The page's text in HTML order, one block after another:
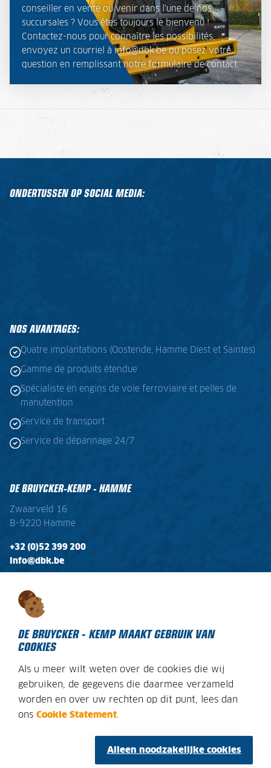
DE BRUYCKER - KEMP MAAKT GEBRUIK VAN
COOKIES
Als u meer wilt weten over de cookies die wij
gebruiken, de gegevens die daarmee verzameld
worden en over uw rechten op dit punt, lees dan
ons Cookie Statement
Alleen noodzakelijke cookies
conseiller en vente ou venir dans l'une de nos
succursales ? Vous êtes toujours le bienvenu !
Contactez-nous pour connaître les possibilités,
envoyez un courriel à info@dbk.be ou posez votre
question en remplissant notre formulaire de contact.
ONDERTUSSEN OP SOCIAL MEDIA:
NOS AVANTAGES:
Quatre implantations (Oostende, Hamme Diest et Saintes)
Gamme de produits étendue
Spécialiste en engins de voie ferroviaire et pelles de
manutention
Service de transport
Service de dépannage 24/7
DE BRUYCKER-KEMP - HAMME
Zwaarveld 16
B-9220 Hamme
+32 (0)52 399 200
info@dbk.be
Ma - Vr:
DECLARATION SUR LES COOKIES
AVIS JURIDIQUE